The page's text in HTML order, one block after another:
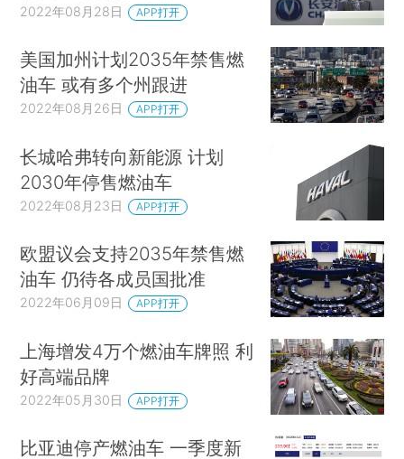
2022年08月28日 APP打开
美国加州计划2035年禁售燃
油车 或有多个州跟进
2022年08月26日 APP打开
长城哈弗转向新能源 计划
2030年停售燃油车
2022年08月23日 APP打开
欧盟议会支持2035年禁售燃
油车 仍待各成员国批准
2022年06月09日 APP打开
上海增发4万个燃油车牌照 利
好高端品牌
2022年05月30日 APP打开
比亚迪停产燃油车 一季度新